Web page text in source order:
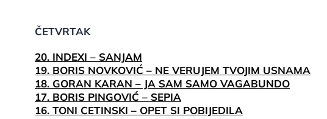
ČETVRTAK
20. INDEXI – SANJAM
19. BORIS NOVKOVIĆ – NE VERUJEM TVOJIM USNAMA
18. GORAN KARAN – JA SAM SAMO VAGABUNDO
17. BORIS PINGOVIĆ – SEPIA
16. TONI CETINSKI – OPET SI POBIJEDILA